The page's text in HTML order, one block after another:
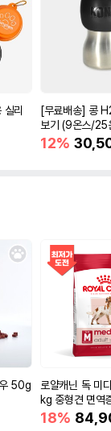
실리
[무료배송] 콩
보기 (9온스/25
12%
50g
로얄캐닌 독 미
kg 중형견 면역
18%